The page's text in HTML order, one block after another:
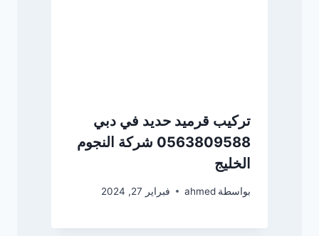
تركيب قرميد حديد في دبي
0563809588 شركة النجوم
الخليج
بواسطة ahmed فبراير 27, 2024